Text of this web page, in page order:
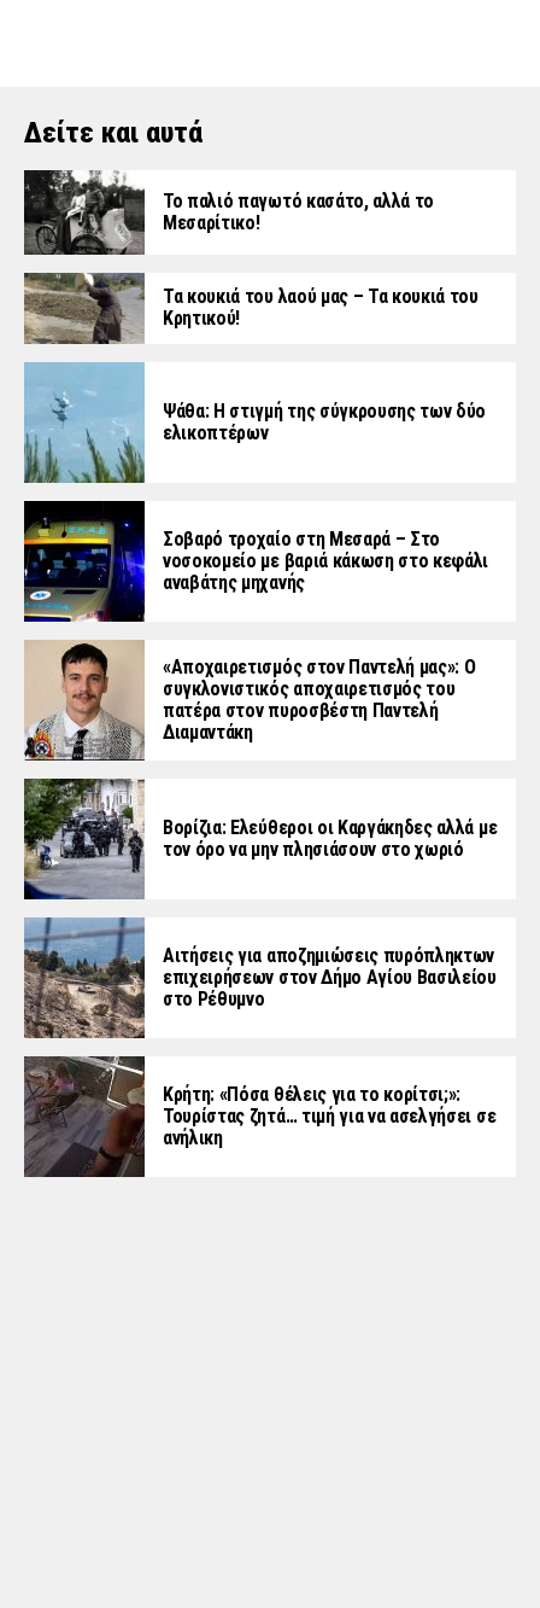
Δείτε και αυτά
Το παλιό παγωτό κασάτο, αλλά το
Μεσαρίτικο!
Τα κουκιά του λαού μας – Τα κουκιά του
Κρητικού!
Ψάθα: Η στιγμή της σύγκρουσης των δύο
ελικοπτέρων
Σοβαρό τροχαίο στη Μεσαρά – Στο
νοσοκομείο με βαριά κάκωση στο κεφάλι
αναβάτης μηχανής
«Aποχαιρετισμός στον Παντελή μας»: Ο
συγκλονιστικός αποχαιρετισμός του
πατέρα στον πυροσβέστη Παντελή
Διαμαντάκη
Βορίζια: Ελεύθεροι οι Καργάκηδες αλλά με
τον όρο να μην πλησιάσουν στο χωριό
Αιτήσεις για αποζημιώσεις πυρόπληκτων
επιχειρήσεων στον Δήμο Αγίου Βασιλείου
στο Ρέθυμνο
Κρήτη: «Πόσα θέλεις για το κορίτσι;»:
Τουρίστας ζητά… τιμή για να ασελγήσει σε
ανήλικη